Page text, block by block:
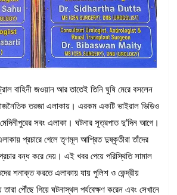
বাহিনী জওয়ান আর তাতেই তিনি ঘুষি মেরে বসলেন
তরজা এলাকায়। এরকম একটি ভাইরাল ভিডিও
সবং এলাকা। ঘটনার সূত্রপাত দু’দিন আগে।
প্রচারে গেলে তৃণমূল আশ্রিত দুষ্কৃতীরা তাঁদের
বন্ধ করে দেয়। এই খবর পেয়ে পরিস্থিতি সামাল
শনাক্ত করতে এলাকায় যায় পুলিশ ও কেন্দ্রীয়
তারা পৌঁছে গিয়ে ঘটনাস্থল পর্যবেক্ষণ করেন এবং সেখানে